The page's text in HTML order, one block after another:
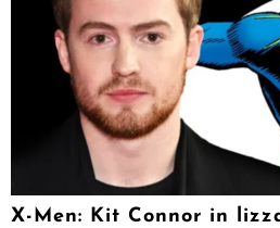
X-Men: Kit Connor in